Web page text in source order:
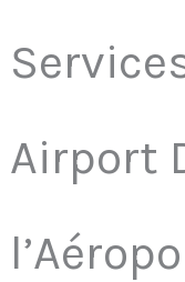
Airport